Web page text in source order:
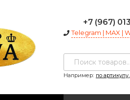
+7 (967)
Telegram | MAX |
Например: по